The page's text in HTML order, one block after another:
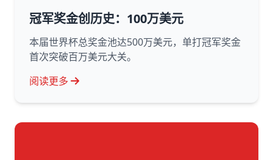
冠军奖金创历史：100万美元
本届世界杯总奖金池达500万美元，单打冠军奖金
首次突破百万美元大关。
阅读更多